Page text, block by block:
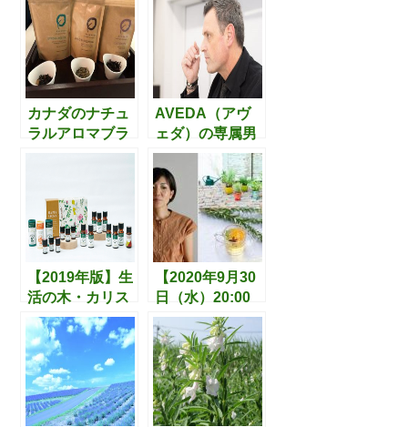
て、お気に入り
の花屋さんを見
つける必要性を
感じました。
ス料理』を食べ
てきました
カナダのナチュ
ラルアロマブラ
ンド「エッセン
。その魅力のポ
イントとは。
AVEDA（アヴ
ェダ）の専属男
性調香師ガイ・
ヴィンセント氏
の「香り」の捉
え方
【2019年版】生
活の木・カリス
成城・enherbの
福袋の中身が公
開。2018年との
差分をざっくり
と確認してみま
した。
【2020年9月30
日（水）20:00
～】「ハーブの
ある暮らし」を
テーマにしたイ
ンスタライブ開
催